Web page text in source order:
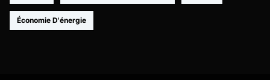
Économie D'énergie